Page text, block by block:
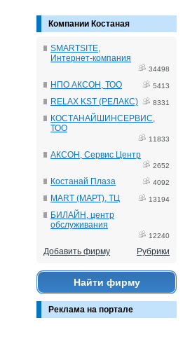
Компании Костаная
SMARTSITE,
Интернет-компания
34498
НПО АКСОН, ТОО 5413
RELAX KST (РЕЛАКС) 8331
КОСТАНАЙШИНСЕРВИС,
ТОО
11833
АКСОН, Сервис Центр
2652
Костанай Плаза 4092
MART (МАРТ), ТЦ 13194
БИЛАЙН, центр
обслуживания
12240
Добавить фирму Рубрики
Найти фирму
Реклама на портале